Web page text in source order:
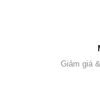
Giảm giá